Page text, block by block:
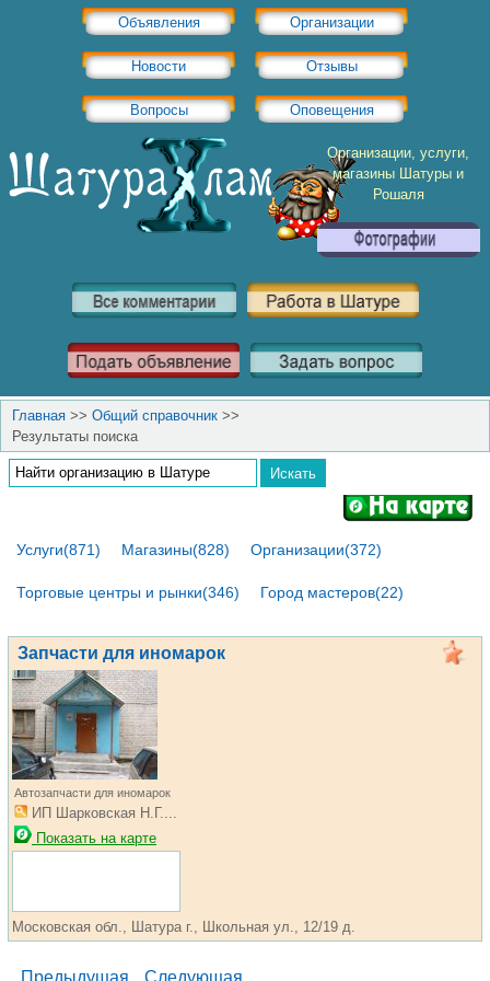
Объявления Организации
Новости Отзывы
Вопросы Оповещения
Организации, услуги,
магазины Шатуры и
Рошаля
Главная >> Общий справочник >>
Результаты поиска
Услуги(871) Магазины(828) Организации(372)
Торговые центры и рынки(346) Город мастеров(22)
Запчасти для иномарок
Автозапчасти для иномарок
ИП Шарковская Н.Г....
Показать на карте
Московская обл., Шатура г., Школьная ул., 12/19 д.
Предыдущая Следующая